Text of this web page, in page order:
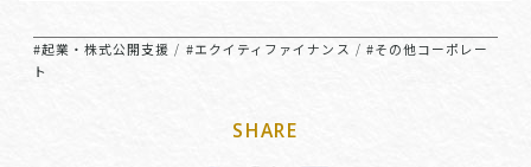
#起業・株式公開支援 / #エクイティファイナンス / #その他コーポレー
ト
SHARE